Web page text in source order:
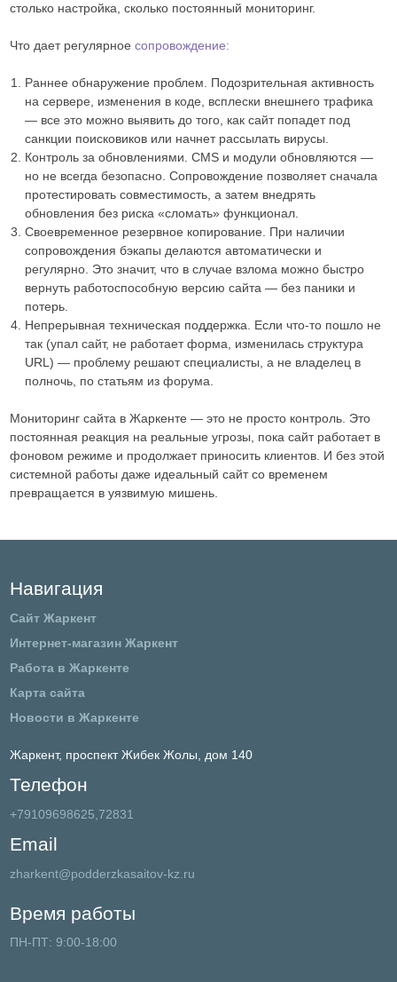
столько настройка, сколько постоянный мониторинг.
Что дает регулярное сопровождение:
Раннее обнаружение проблем. Подозрительная активность
на сервере, изменения в коде, всплески внешнего трафика
— все это можно выявить до того, как сайт попадет под
санкции поисковиков или начнет рассылать вирусы.
Контроль за обновлениями. CMS и модули обновляются —
но не всегда безопасно. Сопровождение позволяет сначала
протестировать совместимость, а затем внедрять
обновления без риска «сломать» функционал.
Своевременное резервное копирование. При наличии
сопровождения бэкапы делаются автоматически и
регулярно. Это значит, что в случае взлома можно быстро
вернуть работоспособную версию сайта — без паники и
потерь.
Непрерывная техническая поддержка. Если что-то пошло не
так (упал сайт, не работает форма, изменилась структура
URL) — проблему решают специалисты, а не владелец в
полночь, по статьям из форума.
Мониторинг сайта в Жаркенте — это не просто контроль. Это
постоянная реакция на реальные угрозы, пока сайт работает в
фоновом режиме и продолжает приносить клиентов. И без этой
системной работы даже идеальный сайт со временем
превращается в уязвимую мишень.
Навигация
Сайт Жаркент
Интернет-магазин Жаркент
Работа в Жаркенте
Карта сайта
Новости в Жаркенте
Жаркент, проспект Жибек Жолы, дом 140
Телефон
+79109698625,72831
Email
zharkent@podderzkasaitov-kz.ru
Время работы
ПН-ПТ: 9:00-18:00